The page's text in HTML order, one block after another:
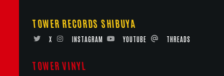
TOWER RECORDS SHIBUYA
X INSTAGRAM YOUTUBE THREADS
TOWER VINYL